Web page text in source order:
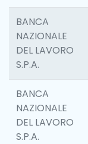
BANCA
NAZIONALE
DEL LAVORO
S.P.A.
BANCA
NAZIONALE
DEL LAVORO
S.P.A.